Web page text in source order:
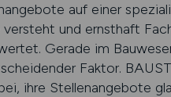
auf einer
und ernsthaft
Gerade im
Faktor.
ihre Stellenangebote